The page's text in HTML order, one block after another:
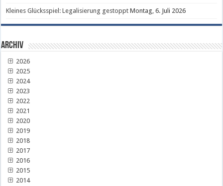
Kleines Glücksspiel: Legalisierung gestoppt Montag, 6. Juli 2026
Archiv
2026
2025
2024
2023
2022
2021
2020
2019
2018
2017
2016
2015
2014